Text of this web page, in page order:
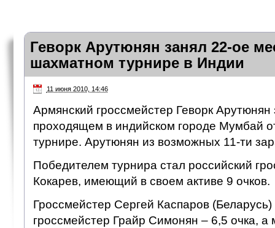
Геворк Арутюнян занял 22-ое
шахматном турнире в Индии
11 июня 2010, 14:46
Армянский гроссмейстер Геворк
проходящем в индийском городе Мумбай
турнире. Арутюнян из возможных 11-ти
Победителем турнира стал российский
Кокарев, имеющий в своем активе 9 очков.
Гроссмейстер Сергей Каспаров (Беларусь)
гроссмейстер Грайр Симонян – 6,5 очка, а